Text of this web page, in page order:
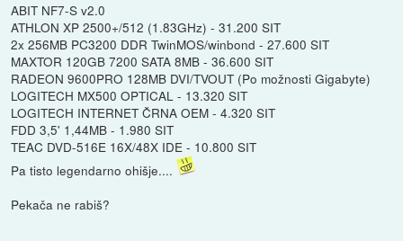
ABIT NF7-S v2.0
ATHLON XP 2500+/512 (1.83GHz) - 31.200 SIT
2x 256MB PC3200 DDR TwinMOS/winbond - 27.600 SIT
MAXTOR 120GB 7200 SATA 8MB - 36.600 SIT
RADEON 9600PRO 128MB DVI/TVOUT (Po možnosti Gigabyte)
LOGITECH MX500 OPTICAL - 13.320 SIT
LOGITECH INTERNET ČRNA OEM - 4.320 SIT
FDD 3,5' 1,44MB - 1.980 SIT
TEAC DVD-516E 16X/48X IDE - 10.800 SIT
Pa tisto legendarno ohišje....
Pekača ne rabiš?